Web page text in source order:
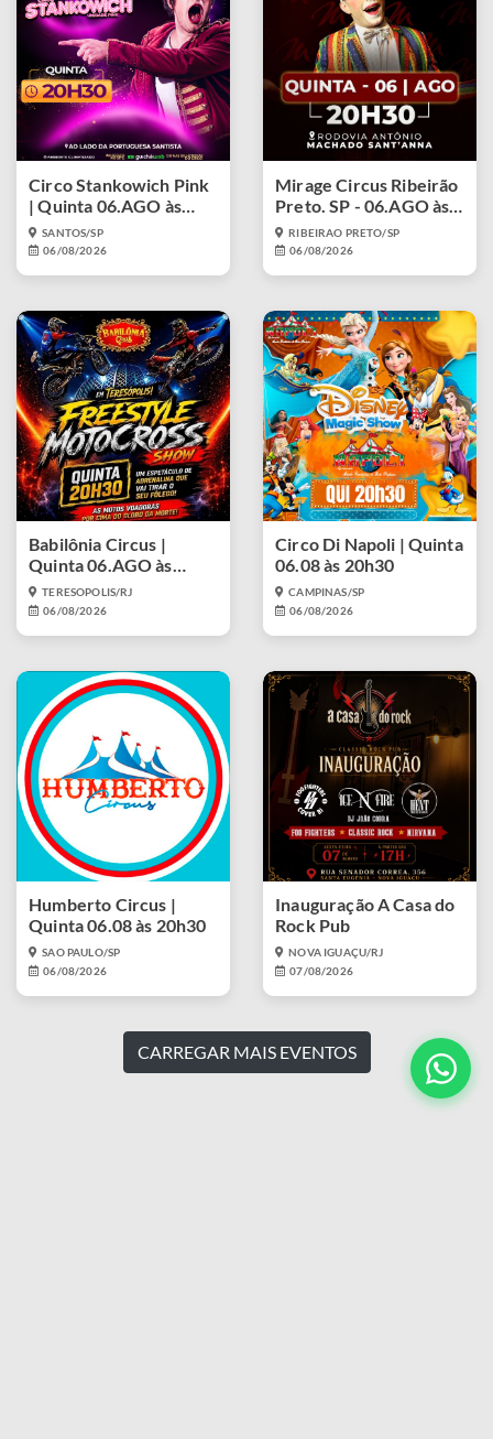
Circo Stankowich Pink
| Quinta 06.AGO às
20h30
SANTOS/SP
06/08/2026
Mirage Circus Ribeirão
Preto. SP - 06.AGO às
20h30
RIBEIRAO PRETO/SP
06/08/2026
Babilônia Circus |
Quinta 06.AGO às
20h30
TERESOPOLIS/RJ
06/08/2026
Circo Di Napoli | Quinta
06.08 às 20h30
CAMPINAS/SP
06/08/2026
Humberto Circus |
Quinta 06.08 às 20h30
SAO PAULO/SP
06/08/2026
Inauguração A Casa do
Rock Pub
NOVA IGUAÇU/RJ
07/08/2026
CARREGAR MAIS EVENTOS